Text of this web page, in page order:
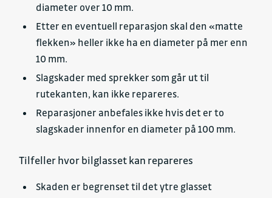
diameter over 10 mm.
Etter en eventuell reparasjon skal den «matte
flekken» heller ikke ha en diameter på mer enn
10 mm.
Slagskader med sprekker som går ut til
rutekanten, kan ikke repareres.
Reparasjoner anbefales ikke hvis det er to
slagskader innenfor en diameter på 100 mm.
Tilfeller hvor bilglasset kan repareres
Skaden er begrenset til det ytre glasset